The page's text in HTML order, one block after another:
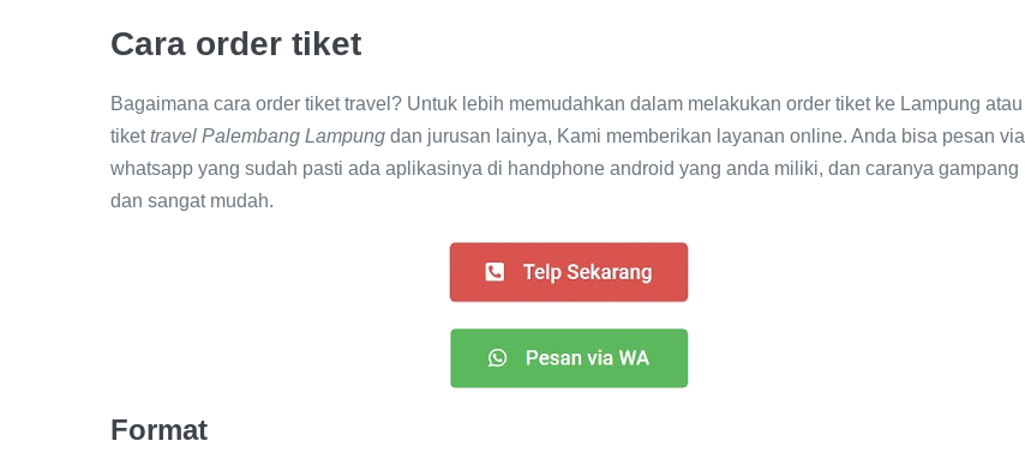
Cara order tiket
Bagaimana cara order tiket travel? Untuk lebih memudahkan dalam melakukan order tiket ke Lampung atau
tikettravel Palembang Lampung dan jurusan lainya, Kami memberikan layanan online. Anda bisa pesan via
whatsapp yang sudah pasti ada aplikasinya di handphone android yang anda miliki, dan caranya gampang
dan sangat mudah.
Format